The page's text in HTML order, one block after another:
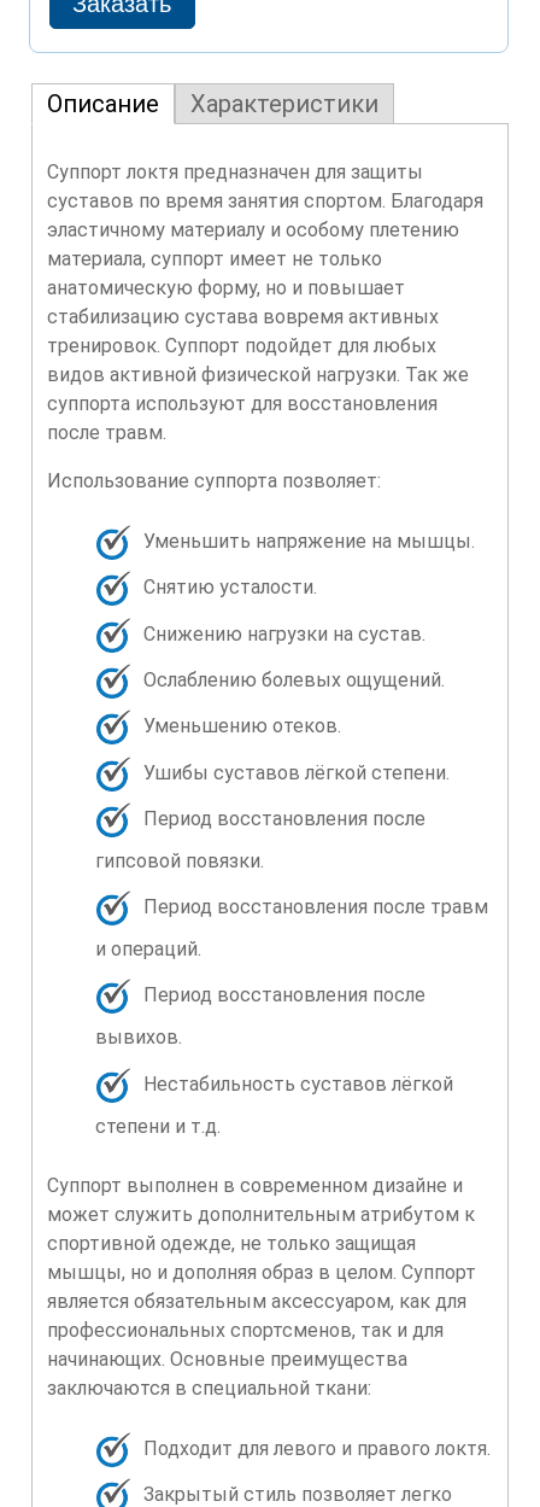
Описание Характеристики
Суппорт локтя предназначен для защиты
суставов по время занятия спортом. Благодаря
эластичному материалу и особому плетению
материала, суппорт имеет не только
анатомическую форму, но и повышает
стабилизацию сустава вовремя активных
тренировок. Суппорт подойдет для любых
видов активной физической нагрузки. Так же
суппорта используют для восстановления
после травм.
Использование суппорта позволяет:
Уменьшить напряжение на мышцы.
Снятию усталости.
Снижению нагрузки на сустав.
Ослаблению болевых ощущений.
Уменьшению отеков.
Ушибы суставов лёгкой степени.
Период восстановления после
гипсовой повязки.
Период восстановления после травм
и операций.
Период восстановления после
вывихов.
Нестабильность суставов лёгкой
степени и т.д.
Суппорт выполнен в современном дизайне и
может служить дополнительным атрибутом к
спортивной одежде, не только защищая
мышцы, но и дополняя образ в целом. Суппорт
является обязательным аксессуаром, как для
профессиональных спортсменов, так и для
начинающих. Основные преимущества
заключаются в специальной ткани:
Подходит для левого и правого локтя.
Закрытый стиль позволяет легко